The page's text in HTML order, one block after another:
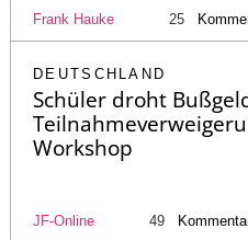
Frank Hauke 25
DEUTSCHLAND
Schüler droht
Workshop
JF-Online 49